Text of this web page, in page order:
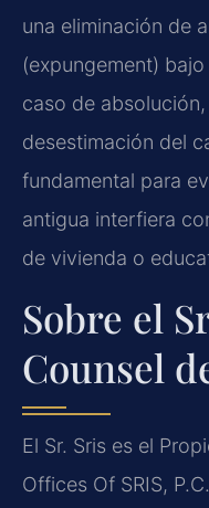
una eliminación de
(expungement)
caso de
desestimación del
fundamental para
antigua interfiera
de vivienda o
Sobre el
Counsel
El Sr. Sris es el
Offices Of SRIS,